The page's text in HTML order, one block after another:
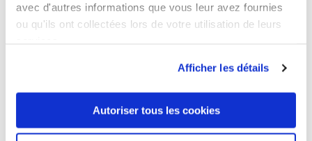
avec d'autres informations que vous leur avez fournies
ou qu'ils ont collectées lors de votre utilisation de leurs
Afficher les détails
Autoriser tous les cookies